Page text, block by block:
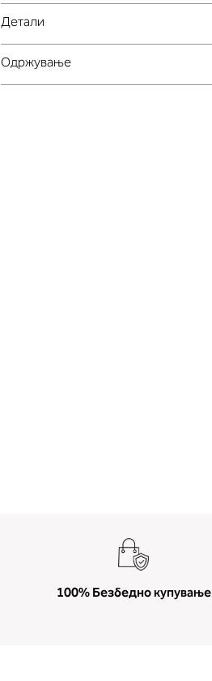
Детали
Oдржување
100% Безбедно купување